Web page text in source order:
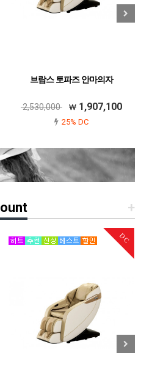
브람스 토파즈 안마의자
2,530,000 1,907,100
25% DC
+
DC